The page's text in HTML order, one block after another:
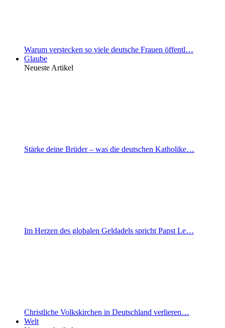
Warum verstecken so viele deutsche Frauen öffentl…
Glaube
Neueste Artikel
Stärke deine Brüder – was die deutschen Katholike…
Im Herzen des globalen Geldadels spricht Papst Le…
Christliche Volkskirchen in Deutschland verlieren…
Welt